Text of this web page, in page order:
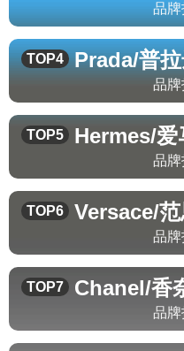
品牌
TOP4 Prada/普
品牌
TOP5 Hermes/爱
品牌
TOP6 Versace/
品牌
TOP7 Chanel/香
品牌